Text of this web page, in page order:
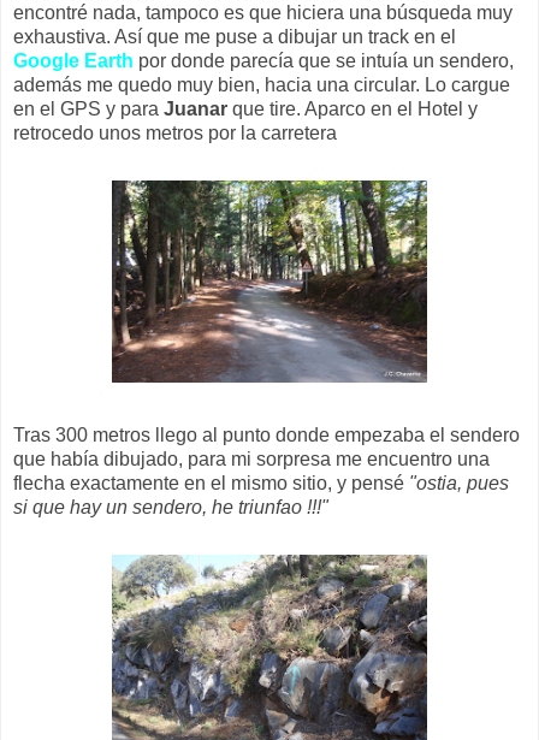
encontré nada, tampoco es que hiciera una búsqueda muy
exhaustiva. Así que me puse a dibujar un track en el
Google Earth por donde parecía que se intuía un sendero,
además me quedo muy bien, hacia una circular. Lo cargue
en el GPS y para Juanar que tire. Aparco en el Hotel y
retrocedo unos metros por la carretera
Tras 300 metros llego al punto donde empezaba el sendero
que había dibujado, para mi sorpresa me encuentro una
flecha exactamente en el mismo sitio, y pensé "ostia, pues
si que hay un sendero, he triunfao !!!"